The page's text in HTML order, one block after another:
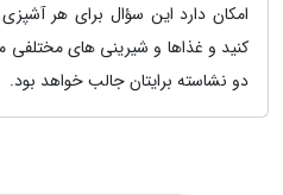
امکان دارد این سؤال برای هر
کنید و غذاها و شیرینی های
دو نشاسته برایتان جالب خواهد بود.